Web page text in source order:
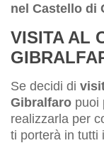
nel Castello di
VISITA AL
Se decidi di
Gibralfaro puoi
realizzarla per
ti porterà in tutti